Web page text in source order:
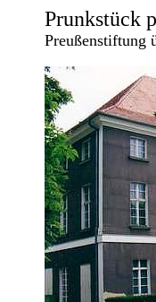
Prunkstück
Preußenstiftung